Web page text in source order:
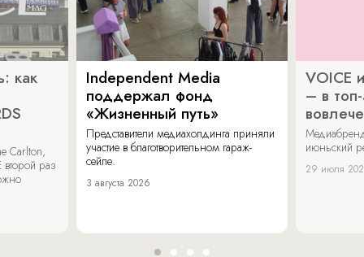
как
Carlton,
раз
Independent Media
поддержал фонд
«Жизненный путь»
Представители медиахолдинга приняли
участие в благотворительном гараж-
сейле.
3 августа 2026
VOICE
– в
июньский
29 июля